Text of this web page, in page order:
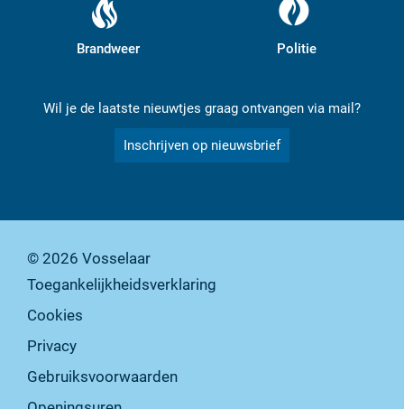
Brandweer Politie
Wil je de laatste nieuwtjes graag ontvangen via mail?
Inschrijven op nieuwsbrief
© 2026 Vosselaar
Toegankelijkheidsverklaring
Cookies
Privacy
Gebruiksvoorwaarden